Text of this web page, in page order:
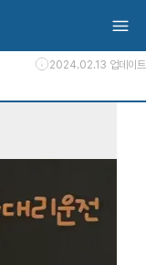
2024.02.13 업데이트